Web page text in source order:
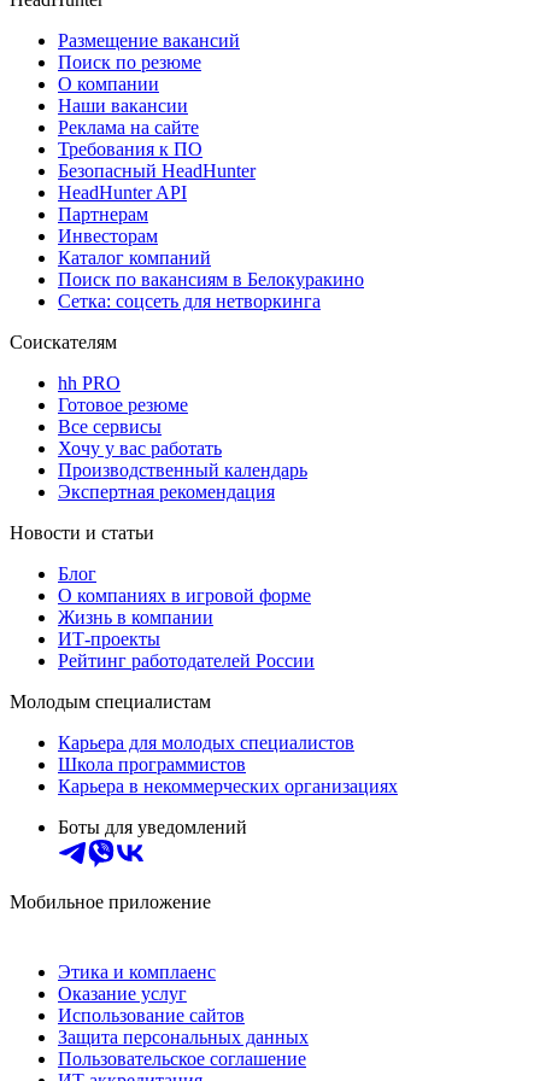
Размещение вакансий
Поиск по резюме
О компании
Наши вакансии
Реклама на сайте
Требования к ПО
Безопасный HeadHunter
HeadHunter API
Партнерам
Инвесторам
Каталог компаний
Поиск по вакансиям в Белокуракино
Сетка: соцсеть для нетворкинга
Соискателям
hh PRO
Готовое резюме
Все сервисы
Хочу у вас работать
Производственный календарь
Экспертная рекомендация
Новости и статьи
Блог
О компаниях в игровой форме
Жизнь в компании
ИТ-проекты
Рейтинг работодателей России
Молодым специалистам
Карьера для молодых специалистов
Школа программистов
Карьера в некоммерческих организациях
Боты для уведомлений
Мобильное приложение
Этика и комплаенс
Оказание услуг
Использование сайтов
Защита персональных данных
Пользовательское соглашение